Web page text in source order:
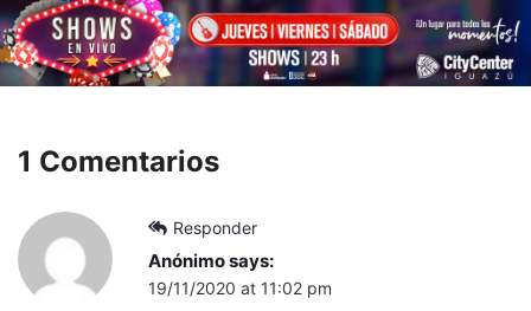
1 Comentarios
Responder
Anónimosays:
19/11/2020 at 11:02 pm